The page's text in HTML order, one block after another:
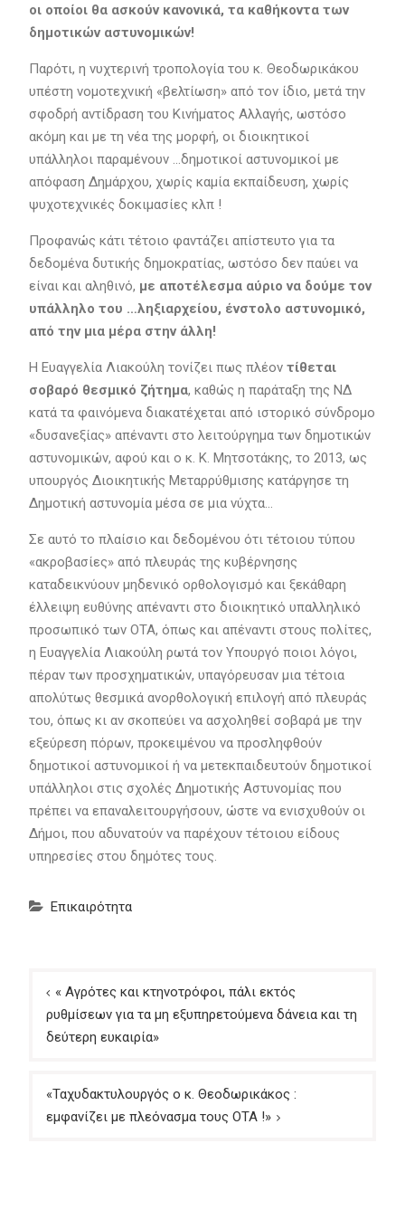
οι οποίοι θα ασκούν κανονικά, τα καθήκοντα των
δημοτικών αστυνομικών!
Παρότι, η νυχτερινή τροπολογία του κ. Θεοδωρικάκου
υπέστη νομοτεχνική «βελτίωση» από τον ίδιο, μετά την
σφοδρή αντίδραση του Κινήματος Αλλαγής, ωστόσο
ακόμη και με τη νέα της μορφή, οι διοικητικοί
υπάλληλοι παραμένουν …δημοτικοί αστυνομικοί με
απόφαση Δημάρχου, χωρίς καμία εκπαίδευση, χωρίς
ψυχοτεχνικές δοκιμασίες κλπ !
Προφανώς κάτι τέτοιο φαντάζει απίστευτο για τα
δεδομένα δυτικής δημοκρατίας, ωστόσο δεν παύει να
είναι και αληθινό, με αποτέλεσμα αύριο να δούμε τον
υπάλληλο του …ληξιαρχείου, ένστολο αστυνομικό,
από την μια μέρα στην άλλη!
Η Ευαγγελία Λιακούλη τονίζει πως πλέον τίθεται
σοβαρό θεσμικό ζήτημα, καθώς η παράταξη της ΝΔ
κατά τα φαινόμενα διακατέχεται από ιστορικό σύνδρομο
«δυσανεξίας» απέναντι στο λειτούργημα των δημοτικών
αστυνομικών, αφού και ο κ. Κ. Μητσοτάκης, το 2013, ως
υπουργός Διοικητικής Μεταρρύθμισης κατάργησε τη
Δημοτική αστυνομία μέσα σε μια νύχτα…
Σε αυτό το πλαίσιο και δεδομένου ότι τέτοιου τύπου
«ακροβασίες» από πλευράς της κυβέρνησης
καταδεικνύουν μηδενικό ορθολογισμό και ξεκάθαρη
έλλειψη ευθύνης απέναντι στο διοικητικό υπαλληλικό
προσωπικό των ΟΤΑ, όπως και απέναντι στους πολίτες,
η Ευαγγελία Λιακούλη ρωτά τον Υπουργό ποιοι λόγοι,
πέραν των προσχηματικών, υπαγόρευσαν μια τέτοια
απολύτως θεσμικά ανορθολογική επιλογή από πλευράς
του, όπως κι αν σκοπεύει να ασχοληθεί σοβαρά με την
εξεύρεση πόρων, προκειμένου να προσληφθούν
δημοτικοί αστυνομικοί ή να μετεκπαιδευτούν δημοτικοί
υπάλληλοι στις σχολές Δημοτικής Αστυνομίας που
πρέπει να επαναλειτουργήσουν, ώστε να ενισχυθούν οι
Δήμοι, που αδυνατούν να παρέχουν τέτοιου είδους
υπηρεσίες στου δημότες τους.
Επικαιρότητα
Πλοήγηση
άρθρων
« Αγρότες και κτηνοτρόφοι, πάλι εκτός
ρυθμίσεων για τα μη εξυπηρετούμενα δάνεια και τη
δεύτερη ευκαιρία»
«Ταχυδακτυλουργός ο κ. Θεοδωρικάκος :
εμφανίζει με πλεόνασμα τους ΟΤΑ !»